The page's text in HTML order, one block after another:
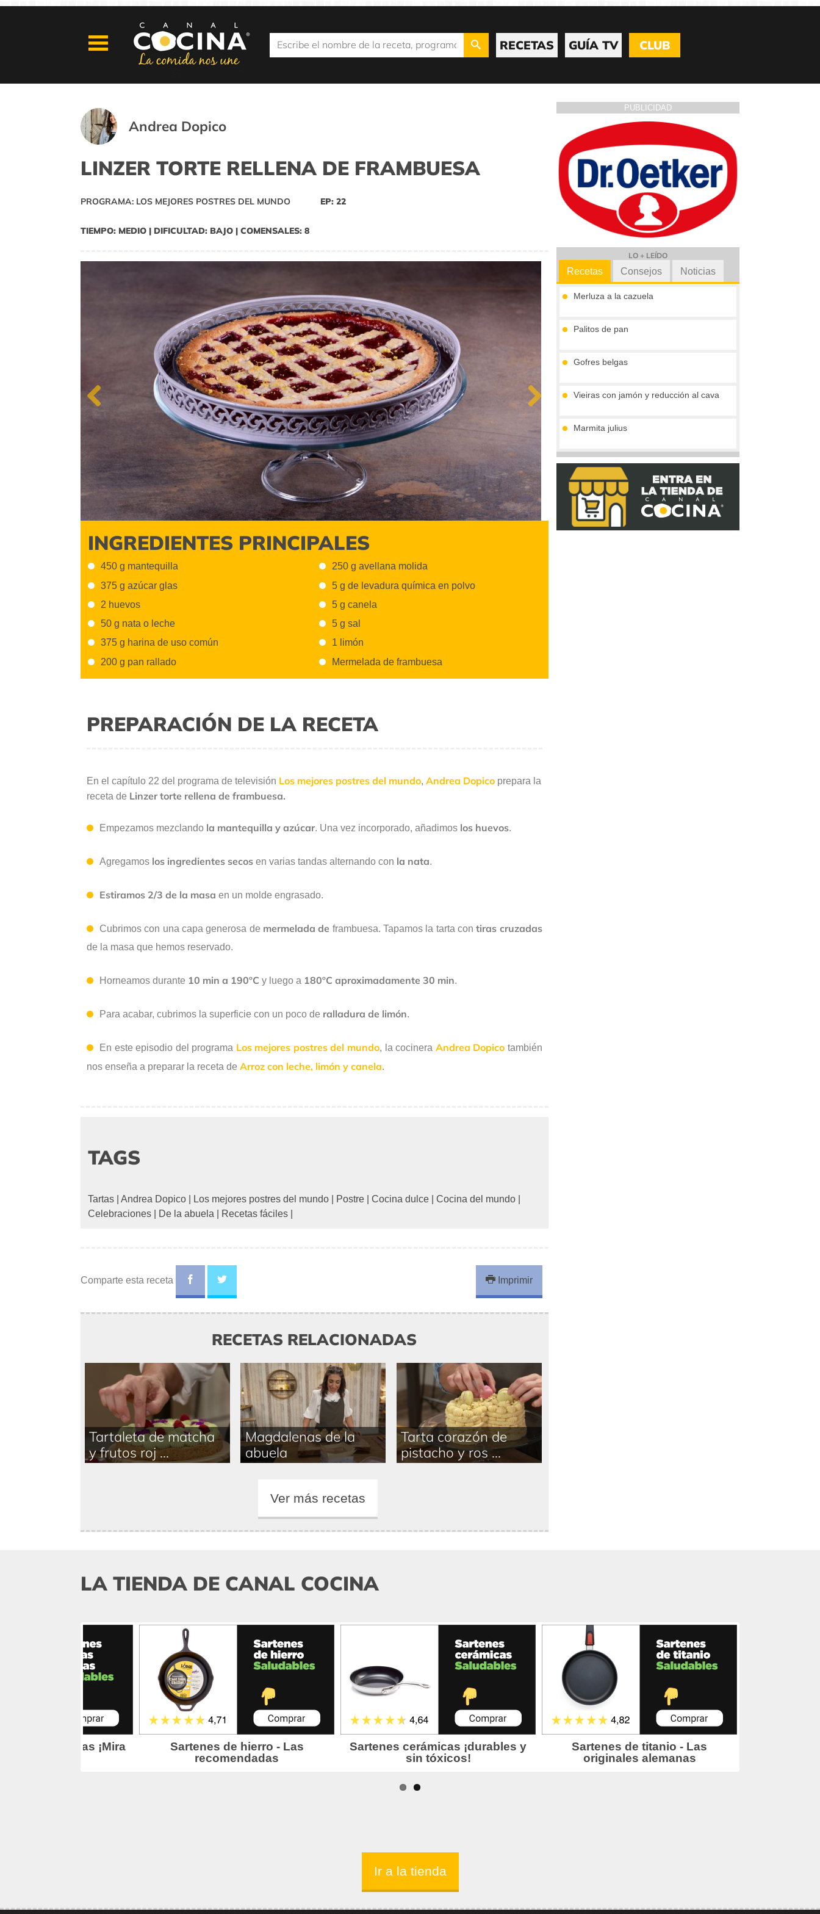
RECETAS GUÍA TV CLUB
Andrea Dopico
LINZER TORTE RELLENA DE FRAMBUESA
PROGRAMA: LOS MEJORES POSTRES DEL MUNDO EP: 22
TIEMPO: MEDIO | DIFICULTAD: BAJO | COMENSALES: 8
Previous
INGREDIENTES PRINCIPALES
450 g mantequilla
375 g azúcar glas
2 huevos
50 g nata o leche
375 g harina de uso común
200 g pan rallado
250 g avellana molida
5 g de levadura química en polvo
5 g canela
5 g sal
1 limón
Mermelada de frambuesa
PREPARACIÓN DE LA RECETA
En el capítulo 22 del programa de televisión Los mejores postres del mundo, Andrea Dopico prepara la
receta de Linzer torte rellena de frambuesa.
Empezamos mezclando la mantequilla y azúcar. Una vez incorporado, añadimos los huevos.
Agregamos los ingredientes secos en varias tandas alternando con la nata.
Estiramos 2/3 de la masa en un molde engrasado.
Cubrimos con una capa generosa de mermelada de frambuesa. Tapamos la tarta contiras cruzadas
de la masa que hemos reservado.
Horneamos durante 10 min a 190ºC y luego a 180ºC aproximadamente 30 min.
Para acabar, cubrimos la superficie con un poco de ralladura de limón.
En este episodio del programa Los mejores postres del mundo, la cocinera Andrea Dopico también
nos enseña a preparar la receta de Arroz con leche, limón y canela.
TAGS
Tartas Andrea Dopico Los mejores postres del mundo Postre Cocina dulce Cocina del mundo
Celebraciones
De la abuela Recetas fáciles
Comparte esta receta Imprimir
RECETAS RELACIONADAS
Tartaleta de matcha
y frutos roj ...
Magdalenas de la
abuela
Tarta corazón de
pistacho y ros ...
Ver más recetas
PUBLICIDAD
LO + LEÍDO
Recetas
Merluza a la cazuela
Palitos de pan
Gofres belgas
Vieiras con jamón y reducción al cava
Marmita julius
Pimientos rellenos de ternera en salsa
Consejos Noticias
LA TIENDA DE CANAL COCINA
Ir a la tienda